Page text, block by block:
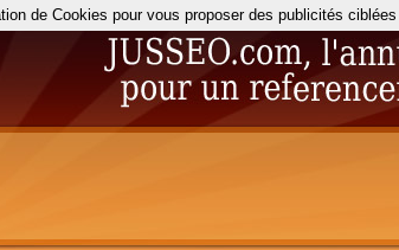
de Cookies pour vous proposer des publicités